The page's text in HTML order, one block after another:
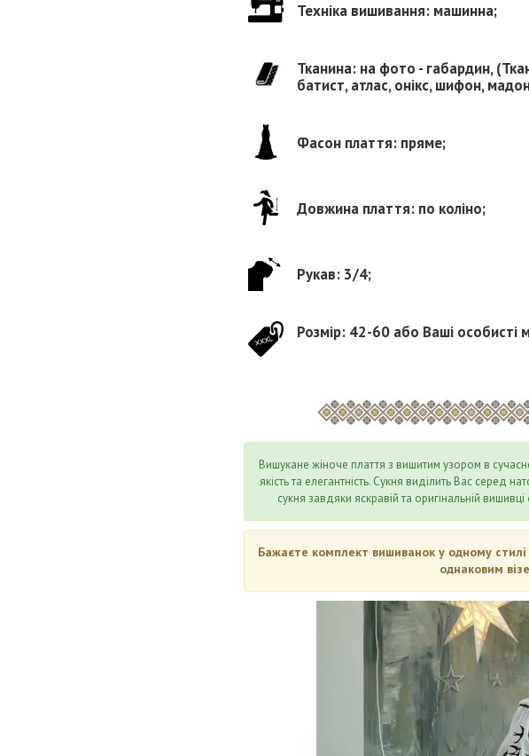
Техніка вишивання: машинна;
Тканина: на фото - габардин,
батист, атлас, онікс, шифон,
Фасон плаття: пряме;
Довжина плаття: по коліно;
Рукав: 3/4;
Розмір: 42-60 або Ваші особисті
Вишукане жіноче плаття з вишитим узором в
якість та елегантність. Сукня виділить Вас серед
сукня завдяки яскравій та оригінальній
Бажаєте комплект вишиванок у одному
однаковим